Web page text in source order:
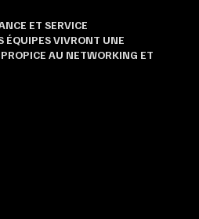
ET SERVICE
ÉQUIPES VIVRONT UNE
AU NETWORKING ET